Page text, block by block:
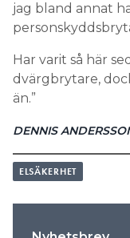
jag bland annat
Har varit så här
dvärgbrytare,
än.”
DENNIS
ELSÄKERHET